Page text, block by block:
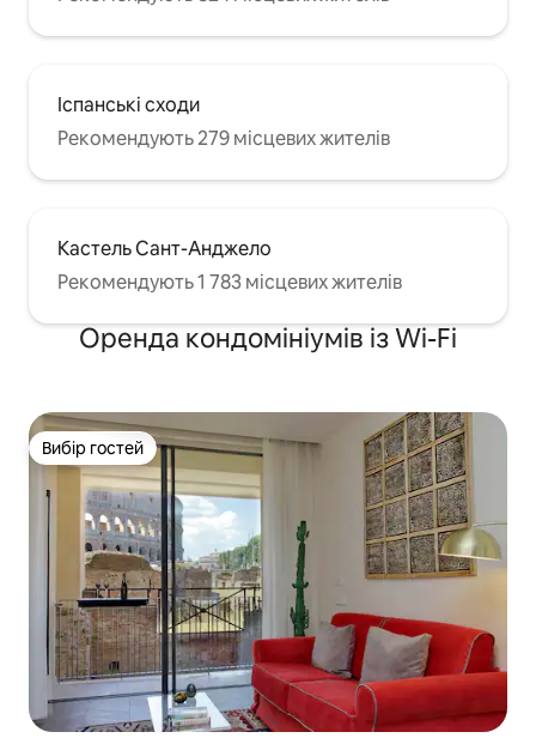
Іспанські сходи
Рекомендують 279 місцевих жителів
Кастель Сант-Анджело
Рекомендують 1 783 місцевих жителів
Оренда кондомініумів із Wi-Fi
Вибір гостей
Вибір гостей